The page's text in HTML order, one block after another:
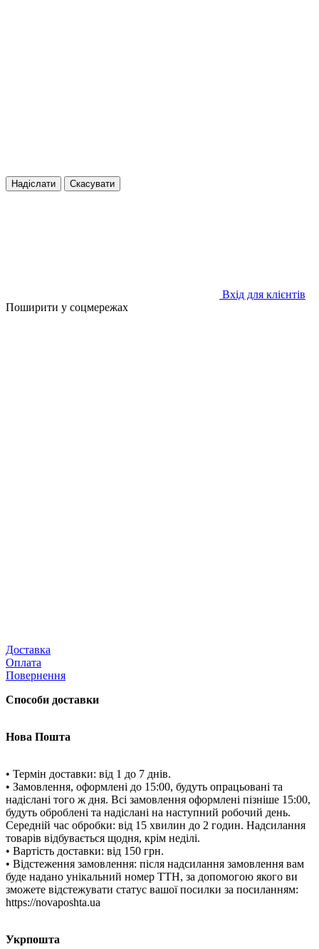
Надіслати Скасувати
Вхід для клієнтів
Поширити у соцмережах
Доставка
Оплата
Повернення
Способи доставки
Нова Пошта
• Термін доставки: від 1 до 7 днів.
• Замовлення, оформлені до 15:00, будуть опрацьовані та
надіслані того ж дня. Всі замовлення оформлені пізніше 15:00,
будуть оброблені та надіслані на наступний робочий день.
Середній час обробки: від 15 хвилин до 2 годин. Надсилання
товарів відбувається щодня, крім неділі.
• Вартість доставки: від 150 грн.
• Відстеження замовлення: після надсилання замовлення вам
буде надано унікальний номер ТТН, за допомогою якого ви
зможете відстежувати статус вашої посилки за посиланням:
https://novaposhta.ua
Укрпошта